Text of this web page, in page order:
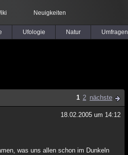
Neuigkeiten
Ufologie Natur Umfragen
1 2 nächste
18.02.2005 um 14:12
was uns allen schon im Dunkeln